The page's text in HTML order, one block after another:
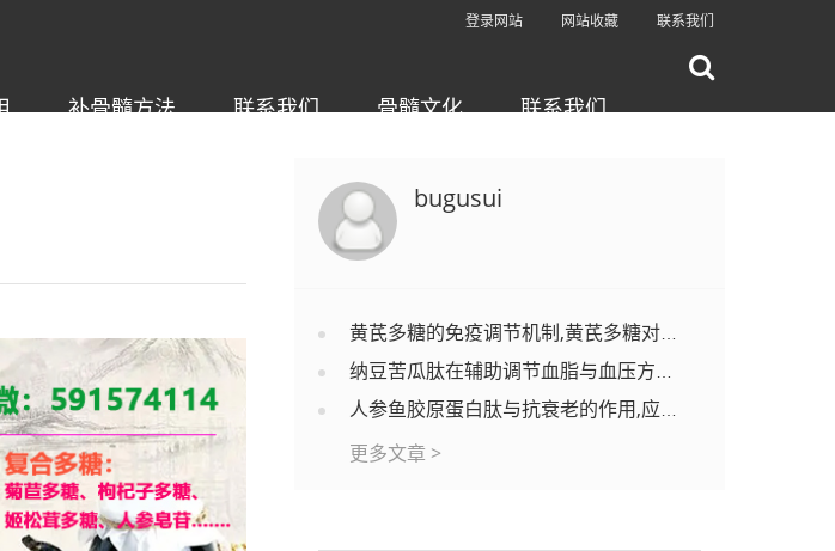
登录网站 网站收藏 联系我们
补骨髓方法 联系我们 骨髓文化 联系我们
bugusui
黄芪多糖的免疫调节机制,黄芪多糖对调节免疫功能有效果吗？
纳豆苦瓜肽在辅助调节血脂与血压方面的应用分析
人参鱼胶原蛋白肽与抗衰老的作用,应用效果怎么样？
更多文章 >